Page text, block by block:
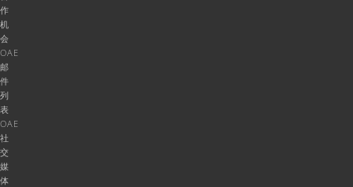
作
机
会
OAE
邮
件
列
表
OAE
社
交
媒
体